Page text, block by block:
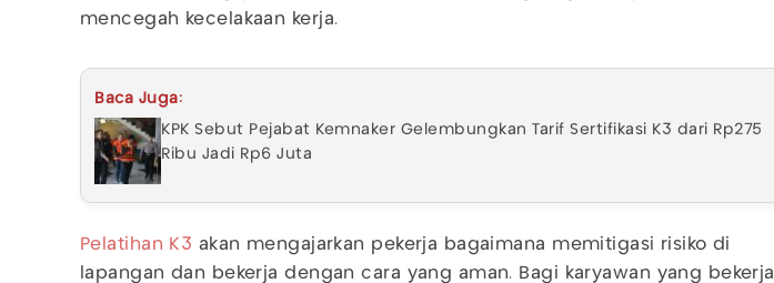
mencegah kecelakaan kerja.
Baca Juga:
KPK Sebut Pejabat Kemnaker Gelembungkan Tarif Sertifikasi K3 dari Rp275
Ribu Jadi Rp6 Juta
Pelatihan K3 akan mengajarkan pekerja bagaimana memitigasi risiko di
lapangan dan bekerja dengan cara yang aman. Bagi karyawan yang bekerja